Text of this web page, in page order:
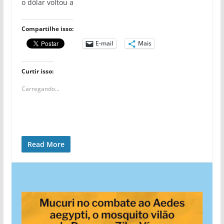
o dólar voltou a
Compartilhe isso:
E-mail
Mais
Curtir isso:
Carregando...
Read More